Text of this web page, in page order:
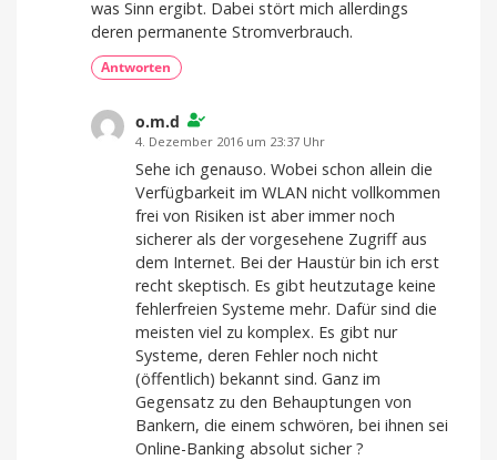
was Sinn ergibt. Dabei stört mich allerdings
deren permanente Stromverbrauch.
Antworten
o.m.d
4. Dezember 2016 um 23:37 Uhr
Sehe ich genauso. Wobei schon allein die
Verfügbarkeit im WLAN nicht vollkommen
frei von Risiken ist aber immer noch
sicherer als der vorgesehene Zugriff aus
dem Internet. Bei der Haustür bin ich erst
recht skeptisch. Es gibt heutzutage keine
fehlerfreien Systeme mehr. Dafür sind die
meisten viel zu komplex. Es gibt nur
Systeme, deren Fehler noch nicht
(öffentlich) bekannt sind. Ganz im
Gegensatz zu den Behauptungen von
Bankern, die einem schwören, bei ihnen sei
Online-Banking absolut sicher ?